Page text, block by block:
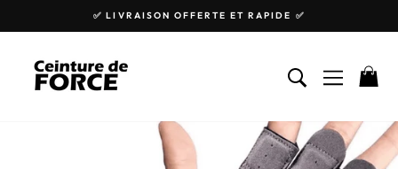
✅ LIVRAISON OFFERTE ET RAPIDE ✅